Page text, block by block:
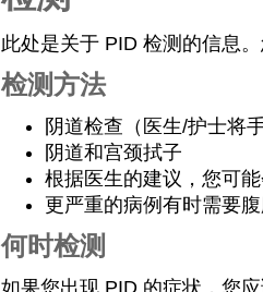
此处是关于 PID 检测的信息
检测方法
阴道检查（医生/护士将
阴道和宫颈拭子
根据医生的建议，您可
更严重的病例有时需要
何时检测
如果您出现 PID 的症状，您